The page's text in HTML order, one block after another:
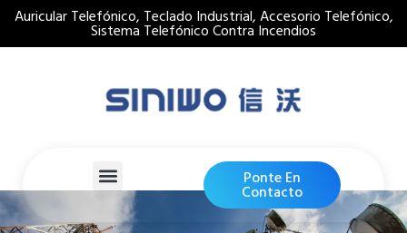
Auricular Telefónico, Teclado Industrial, Accesorio Telefónico,
Sistema Telefónico Contra Incendios
Ponte En
Contacto